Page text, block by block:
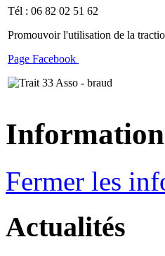
Tél : 06 82 02 51 62
Promouvoir l'utilisation de la
Page Facebook
Fermer les
Actualités